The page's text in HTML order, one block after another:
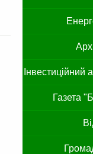
Інвестиційний
Газета